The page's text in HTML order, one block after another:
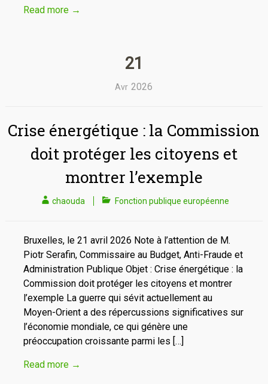
Read more →
21
Avr 2026
Crise énergétique : la Commission
doit protéger les citoyens et
montrer l’exemple
chaouda Fonction publique européenne
Bruxelles, le 21 avril 2026 Note à l’attention de M.
Piotr Serafin, Commissaire au Budget, Anti-Fraude et
Administration Publique Objet : Crise énergétique : la
Commission doit protéger les citoyens et montrer
l’exemple La guerre qui sévit actuellement au
Moyen-Orient a des répercussions significatives sur
l’économie mondiale, ce qui génère une
préoccupation croissante parmi les […]
Read more →